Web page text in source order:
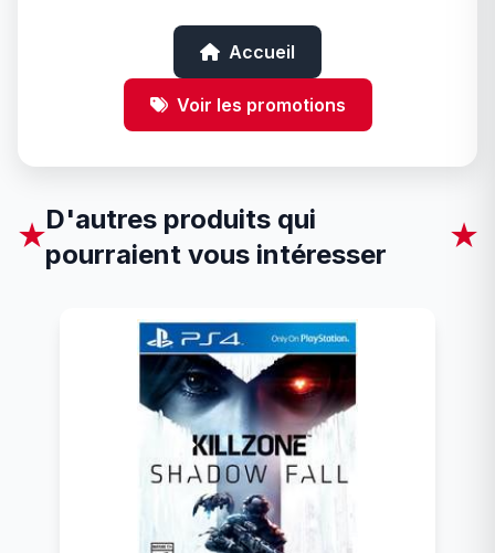
Accueil
Voir les promotions
★
D'autres produits qui
pourraient vous intéresser
★